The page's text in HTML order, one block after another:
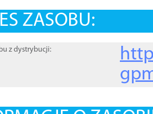
ZASOBU:
z dystrybucji: